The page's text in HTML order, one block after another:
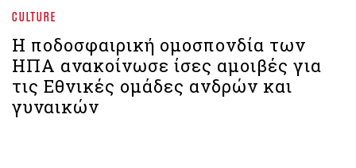
CULTURE
Η ποδοσφαιρική ομοσπονδία των
ΗΠΑ ανακοίνωσε ίσες αμοιβές για
τις Εθνικές ομάδες ανδρών και
γυναικών